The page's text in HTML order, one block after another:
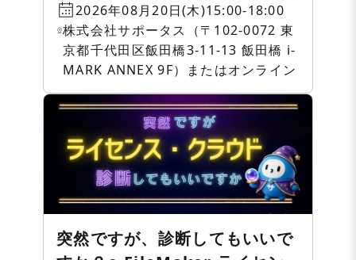
ス・クラウド相談会〜
2026年08月20日(木)15:00-18:00
株式会社サポータス（〒102-0072 東
京都千代田区飯田橋3-11-13 飯田橋 i-
MARK ANNEX 9F）またはオンライン
突然ですが、診断してもいいで